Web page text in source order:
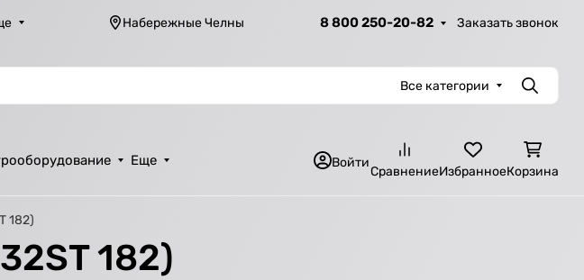
Набережные Челны 8 800 250-20-82 Заказать звонок
Все категории Поиск
Еще Войти
СравнениеИзбранноеКорзина
182)
182)